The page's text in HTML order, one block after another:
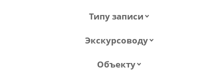
Типу записи
Экскурсоводу
Объекту